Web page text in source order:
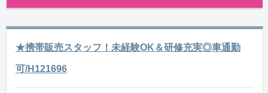
★携帯販売スタッフ！未経験OK＆研修充実◎車通勤
可/H121696